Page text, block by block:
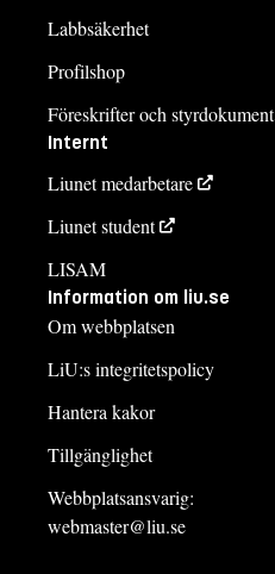
Labbsäkerhet
Profilshop
Föreskrifter och styrdokument
Internt
Liunet medarbetare
Liunet student
LISAM
Information om liu.se
Om webbplatsen
LiU:s integritetspolicy
Hantera kakor
Tillgänglighet
Webbplatsansvarig:
webmaster@liu.se